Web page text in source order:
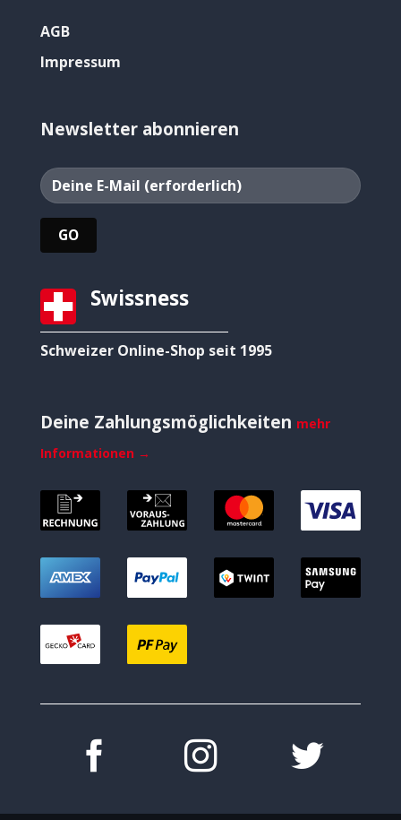
AGB
Impressum
Newsletter abonnieren
Swissness
Schweizer Online-Shop seit 1995
Deine Zahlungsmöglichkeiten mehr
Informationen →